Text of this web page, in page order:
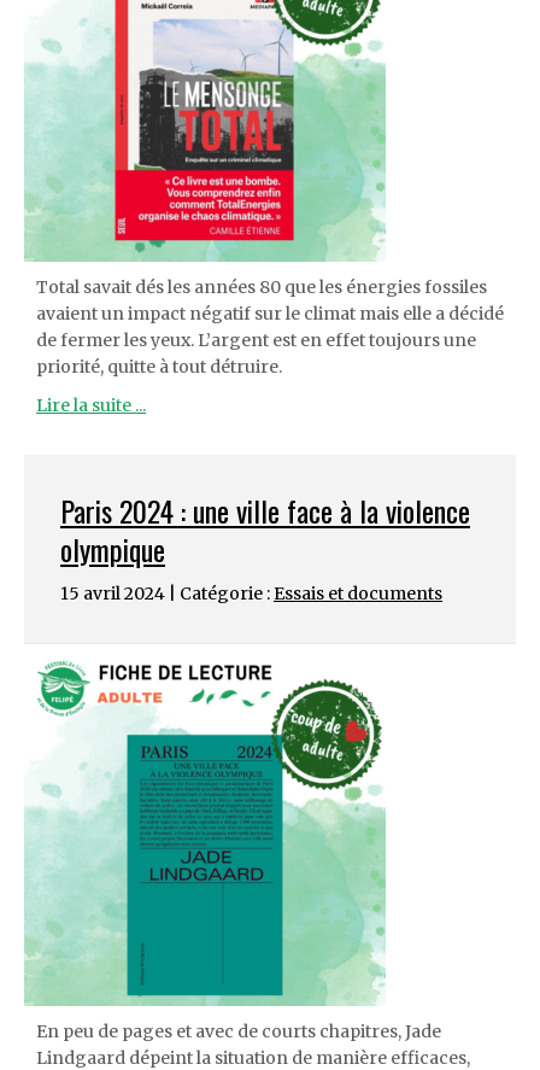
Total savait dés les années 80 que les énergies fossiles
avaient un impact négatif sur le climat mais elle a décidé
de fermer les yeux. L’argent est en effet toujours une
priorité, quitte à tout détruire.
Lire la suite ...
Paris 2024 : une ville face à la violence
olympique
15 avril 2024 | Catégorie :Essais et documents
En peu de pages et avec de courts chapitres, Jade
Lindgaard dépeint la situation de manière efficaces,